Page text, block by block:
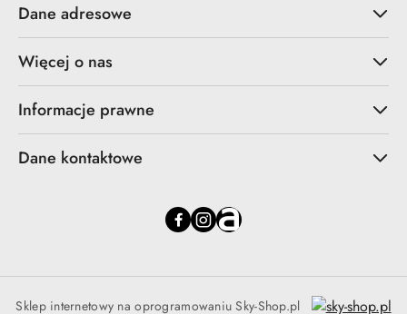
Dane adresowe
Więcej o nas
Informacje prawne
Dane kontaktowe
Sklep internetowy na oprogramowaniu Sky-Shop.pl